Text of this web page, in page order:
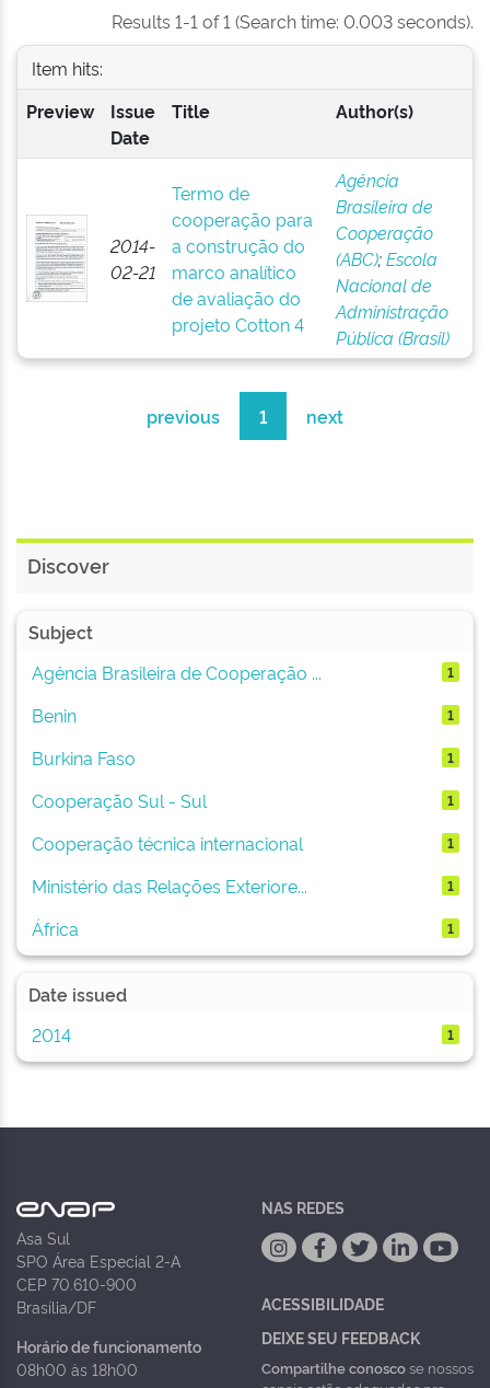
Results 1-1 of 1 (Search time: 0.003 seconds).
Item hits:
Preview
Issue
Date
Title Author(s)
2014-
02-21
Termo de
cooperação para
a construção do
marco analítico
de avaliação do
projeto Cotton 4
Agência
Brasileira de
Cooperação
(ABC);Escola
Nacional de
Administração
Pública (Brasil)
previous 1 next
Discover
Subject
Agência Brasileira de Cooperação ...
1
Benin 1
Burkina Faso 1
Cooperação Sul - Sul 1
Cooperação técnica internacional 1
Ministério das Relações Exteriore... 1
África 1
Date issued
2014
1
Asa Sul
SPO Área Especial 2-A
CEP 70.610-900
Brasília/DF
Horário de funcionamento
08h00 às 18h00
NAS REDES
ACESSIBILIDADE
DEIXE SEU FEEDBACK
Compartilhe conoscose nossos